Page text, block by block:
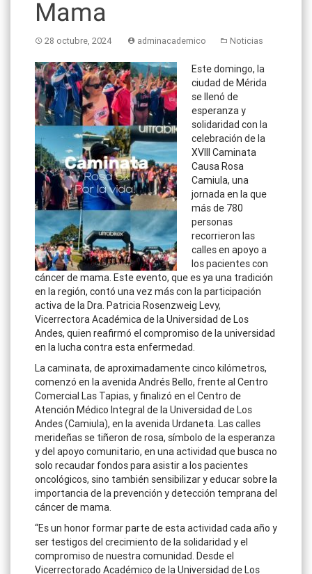
Mama
28 octubre, 2024 adminacademico Noticias
Este domingo, la
ciudad de Mérida
se llenó de
esperanza y
solidaridad con la
celebración de la
XVIII Caminata
Causa Rosa
Camiula, una
jornada en la que
más de 780
personas
recorrieron las
calles en apoyo a
los pacientes con
cáncer de mama. Este evento, que es ya una tradición
en la región, contó una vez más con la participación
activa de la Dra. Patricia Rosenzweig Levy,
Vicerrectora Académica de la Universidad de Los
Andes, quien reafirmó el compromiso de la universidad
en la lucha contra esta enfermedad.
La caminata, de aproximadamente cinco kilómetros,
comenzó en la avenida Andrés Bello, frente al Centro
Comercial Las Tapias, y finalizó en el Centro de
Atención Médico Integral de la Universidad de Los
Andes (Camiula), en la avenida Urdaneta. Las calles
merideñas se tiñeron de rosa, símbolo de la esperanza
y del apoyo comunitario, en una actividad que busca no
solo recaudar fondos para asistir a los pacientes
oncológicos, sino también sensibilizar y educar sobre la
importancia de la prevención y detección temprana del
cáncer de mama.
“Es un honor formar parte de esta actividad cada año y
ser testigos del crecimiento de la solidaridad y el
compromiso de nuestra comunidad. Desde el
Vicerrectorado Académico de la Universidad de Los